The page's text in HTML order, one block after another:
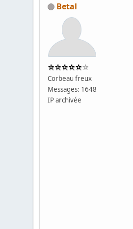
Betal
Corbeau freux
Messages: 1648
IP archivée